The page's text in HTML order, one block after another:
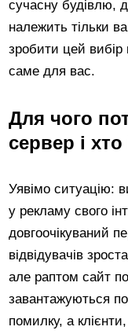
сучасну будівлю,
належить тільки
зробити цей
саме для вас.
Для чого
сервер і
Уявімо ситуацію:
у рекламу свого
довгоочікуваний
відвідувачів
але раптом сайт
завантажуються
помилку, а